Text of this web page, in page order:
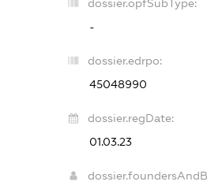
dossier.opfSubType:
-
dossier.edrpo:
45048990
dossier.regDate:
01.03.23